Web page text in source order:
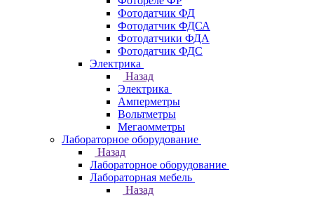
Фотодатчик ФД
Фотодатчик ФДСА
Фотодатчики ФДА
Фотодатчик ФДС
Электрика
Назад
Электрика
Амперметры
Вольтметры
Мегаомметры
Лабораторное оборудование
Назад
Лабораторное оборудование
Лабораторная мебель
Назад